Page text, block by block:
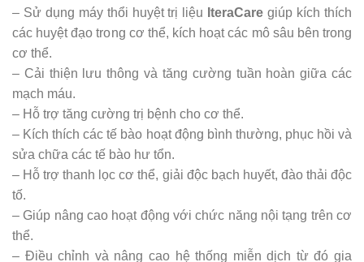
– Sử dụng máy thổi huyệt trị liệu IteraCare giúp kích thích
các huyệt đạo trong cơ thể, kích hoạt các mô sâu bên trong
cơ thể.
– Cải thiện lưu thông và tăng cường tuần hoàn giữa các
mạch máu.
– Hỗ trợ tăng cường trị bệnh cho cơ thể.
– Kích thích các tế bào hoạt động bình thường, phục hồi và
sửa chữa các tế bào hư tổn.
– Hỗ trợ thanh lọc cơ thể, giải độc bạch huyết, đào thải độc
tố.
– Giúp nâng cao hoạt động với chức năng nội tạng trên cơ
thể.
– Điều chỉnh và nâng cao hệ thống miễn dịch từ đó gia